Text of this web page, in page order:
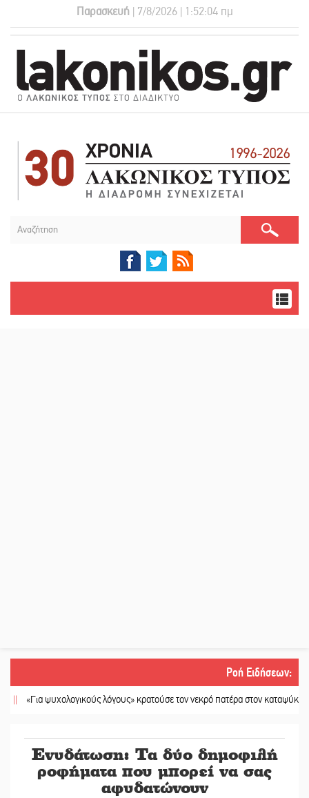
Παρασκευή | 7/8/2026 | 1:52:05 πμ
Ροή Ειδήσεων:
«Για ψυχολογικούς λόγους» κρατούσε τον νεκρό πατέρα στον καταψύκτη ||
Ενυδάτωση: Τα δύο δημοφιλή
ροφήματα που μπορεί να σας
αφυδατώνουν